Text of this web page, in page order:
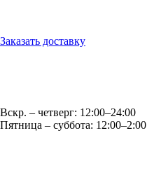
Заказать доставку
Вскр. – четверг: 12:00–24:00
Пятница – суббота: 12:00–2:00